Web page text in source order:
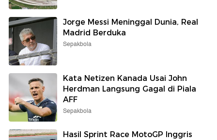
Jorge Messi Meninggal Dunia, Real
Madrid Berduka
Sepakbola
Kata Netizen Kanada Usai John
Herdman Langsung Gagal di Piala
AFF
Sepakbola
Hasil Sprint Race MotoGP Inggris